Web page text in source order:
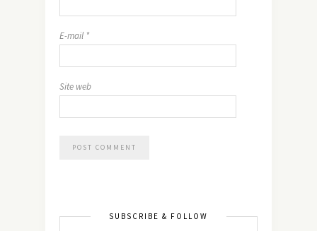
E-mail *
Site web
SUBSCRIBE & FOLLOW